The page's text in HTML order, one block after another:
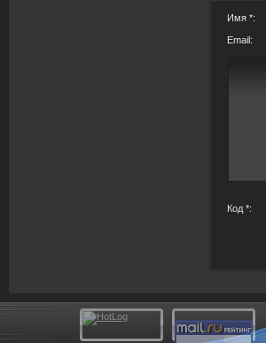
Имя *:
Email:
Код *: